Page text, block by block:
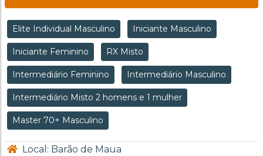
Elite Individual Masculino Iniciante Masculino
Iniciante Feminino RX Misto
Intermediário Feminino Intermediário Masculino
Intermediário Misto 2 homens e 1 mulher
Master 70+ Masculino
Local: Barão de Maua